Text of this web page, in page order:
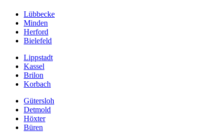
Lübbecke
Minden
Herford
Bielefeld
Lippstadt
Kassel
Brilon
Korbach
Gütersloh
Detmold
Höxter
Büren